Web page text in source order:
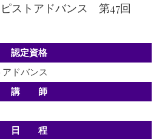
ピストアドバンス 第47回
認定資格
ドバンス
講 師
日 程